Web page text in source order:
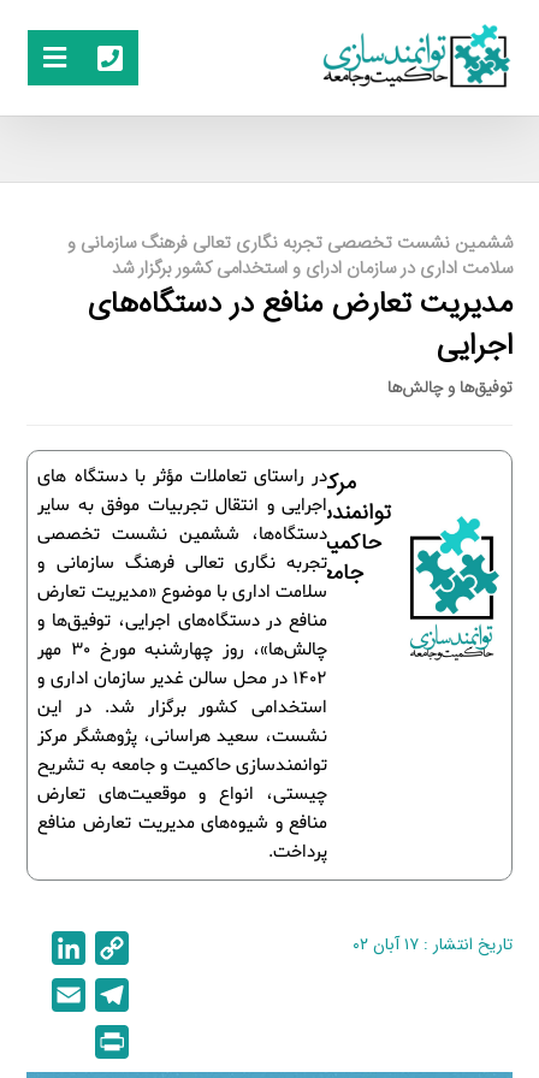
ششمین نشست تخصصی تجربه نگاری تعالی فرهنگ سازمانی و
سلامت اداری در سازمان ادرای و استخدامی کشور برگزار شد
مدیریت تعارض منافع در دستگاه‌های
اجرایی
توفیق‌ها و چالش‌ها
در راستای تعاملات مؤثر با دستگاه های
اجرایی و انتقال تجربیات موفق به سایر
دستگاه‌ها، ششمین نشست تخصصی
تجربه نگاری تعالی فرهنگ سازمانی و
سلامت اداری با موضوع «مدیریت تعارض
منافع در دستگاه‌های اجرایی، توفیق‌ها و
چالش‌ها»، روز چهارشنبه مورخ 30 مهر
1402 در محل سالن غدیر سازمان اداری و
استخدامی کشور برگزار شد. در این
نشست، سعید هراسانی، پژوهشگر مرکز
توانمندسازی حاکمیت و جامعه به تشریح
چیستی، انواع و موقعیت‌های تعارض
منافع و شیوه‌های مدیریت تعارض منافع
پرداخت.
مرکز
توانمندسازی
حاکمیت و
جامعه
تاریخ انتشار : ۱۷ آبان ۰۲
o
p
y
i
n
e
l